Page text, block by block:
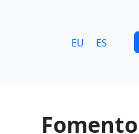
EU ES